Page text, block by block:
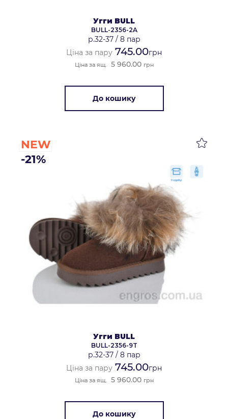
Угги BULL
BULL-2356-2A
р.32-37/ 8 пар
Ціна за пару 745.00грн
Ціна за ящ. 5 960.00 грн
До кошику
NEW
-21%
Угги BULL
BULL-2356-9T
р.32-37/ 8 пар
Ціна за пару 745.00грн
Ціна за ящ. 5 960.00 грн
До кошику